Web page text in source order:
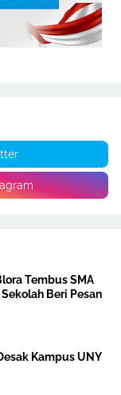
Tembus SMA
Beri Pesan
Kampus UNY